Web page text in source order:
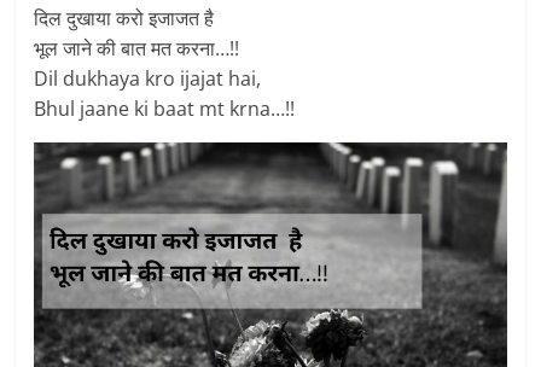
दिल दुखाया करो इजाजत है
भूल जाने की बात मत करना…!!
Dil dukhaya kro ijajat hai,
Bhul jaane ki baat mt krna…!!